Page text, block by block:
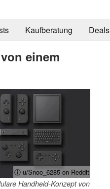
Kaufberatung Deals
einem
ⓘ u/Snoo_6285 on Reddit
Handheld-Konzept von